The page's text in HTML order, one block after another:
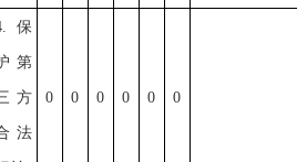
保
第
方
法
0 0 0 0 0 0